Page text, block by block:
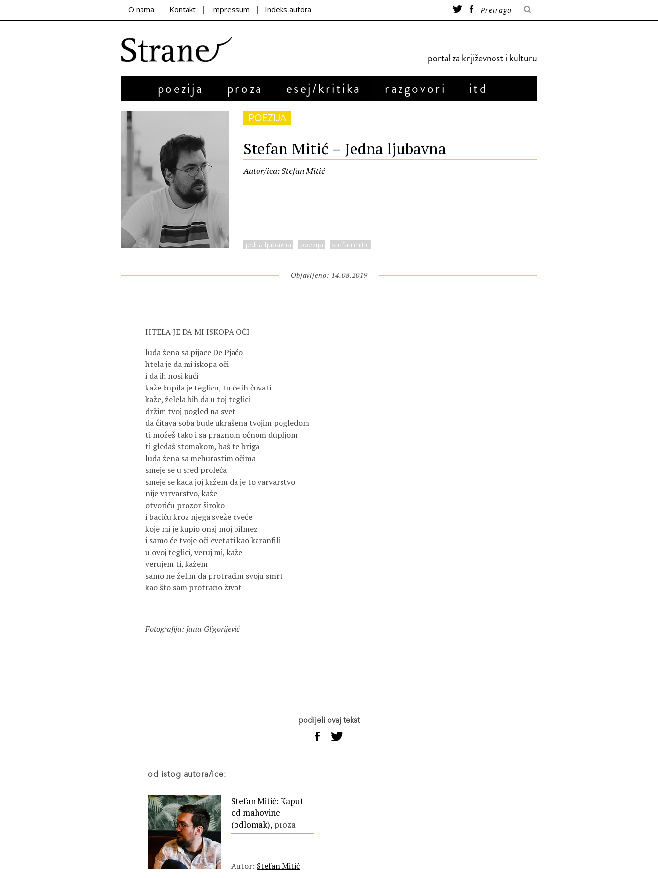
O nama Kontakt Impressum Indeks autora
portal za književnost i kulturu
poezija proza esej/kritika razgovori itd
POEZIJA
Stefan Mitić – Jedna ljubavna
Autor/ica: Stefan Mitić
jedna ljubavna poezija stefan mitic
Objavljeno: 14.08.2019
HTELA JE DA MI ISKOPA OČI
luda žena sa pijace De Pjaćo
htela je da mi iskopa oči
i da ih nosi kući
kaže kupila je teglicu, tu će ih čuvati
kaže, želela bih da u toj teglici
držim tvoj pogled na svet
da čitava soba bude ukrašena tvojim pogledom
ti možeš tako i sa praznom očnom dupljom
ti gledaš stomakom, baš te briga
luda žena sa mehurastim očima
smeje se u sred proleća
smeje se kada joj kažem da je to varvarstvo
nije varvarstvo, kaže
otvoriću prozor široko
i baciću kroz njega sveže cveće
koje mi je kupio onaj moj bilmez
i samo će tvoje oči cvetati kao karanfili
u ovoj teglici, veruj mi, kaže
verujem ti, kažem
samo ne želim da protraćim svoju smrt
kao što sam protraćio život
Fotografija: Jana Gligorijević
podijeli ovaj tekst
od istog autora/ice:
Stefan Mitić: Kaput
od mahovine
(odlomak), proza
Autor: Stefan Mitić